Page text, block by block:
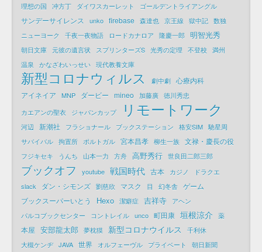
理想の国 冲方丁 ダイワスカーレット ゴールデントライアングル
サンデーサイレンス unko firebase 森達也 京王線 獄中記 数独
ニューヨーク
千夜一夜物語 ロードカナロア 隆慶一郎 明智光秀
朝日文庫 元彼の遺言状 スプリンターズS 光秀の定理 不登校 満州
温泉
かなざわいっせい 現代教養文庫
新型コロナウィルス 劇中劇 心療内科
アイネイア
MNP ダービー mineo 加藤廣 徳川秀忠
カエアンの聖衣
ジャパンカップ リモートワーク
河辺 新潮社 フラショナール ブックステーション 格安SIM 馳星周
サバイバル 拘置所 ポルトガル 宮本昌孝 柳生一族 文禄・慶長の役
フジキセキ うんち 山本一力 方舟 高野秀行 世良田二郎三郎
ブックオフ youtube 戦国時代 古本 カジノ
ドラクエ
slack
ダン・シモンズ 劉慈欣 マスク 目 幻冬舎 ゲーム
ブックスーパーいとう
Hexo 潔癖症 吉祥寺
アヘン
パルコブックセンター
コントレイル unco 町田康 垣根涼介 薬
本屋 安部龍太郎 夢枕獏 新型コロナウイルス
千利休
大槻ケンヂ JAVA 世界 オルフェーヴル プライベート
朝日新聞